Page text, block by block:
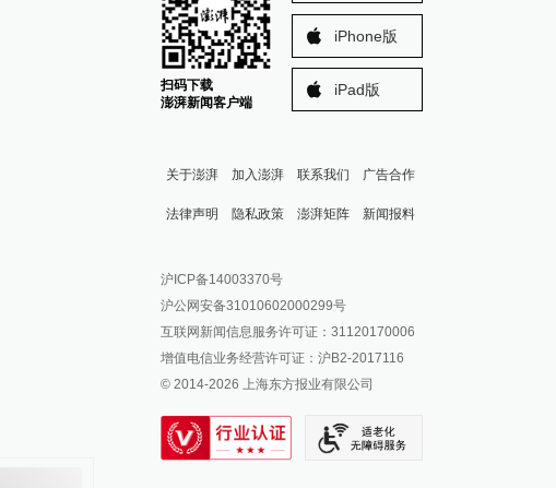
扫码下载
澎湃新闻客户端
iPhone版
iPad版
关于澎湃 加入澎湃 联系我们 广告合作
法律声明 隐私政策 澎湃矩阵
澎湃新闻公众号
澎湃新闻抖音号
派生万物开放平台
IP SHANGHAI
SIXTH TONE
新闻报料
报料邮箱: news@thepaper.cn
沪ICP备14003370号
沪公网安备31010602000299号
互联网新闻信息服务许可证：31120170006
增值电信业务经营许可证：沪B2-2017116
© 2014-2026 上海东方报业有限公司